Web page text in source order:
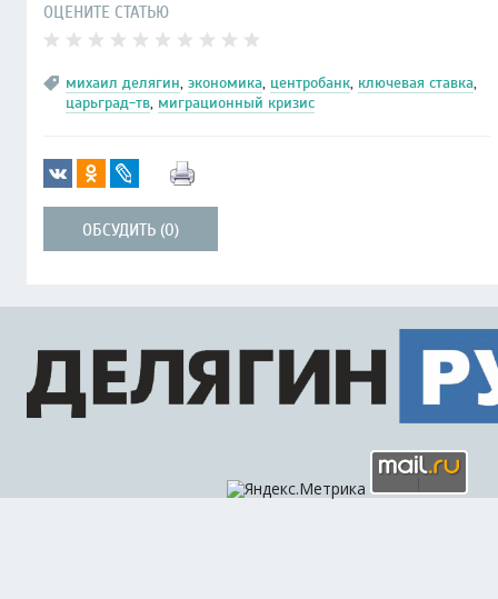
ОЦЕНИТЕ СТАТЬЮ
михаил делягин, экономика, центробанк, ключевая ставка,
царьград-тв, миграционный кризис
ОБСУДИТЬ (0)